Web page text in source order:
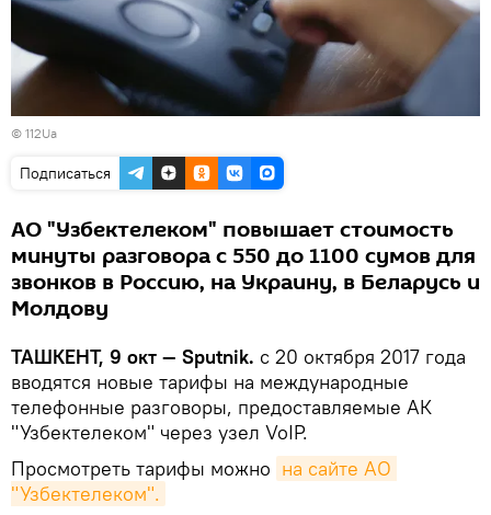
© 112Ua
Подписаться
АО "Узбектелеком" повышает стоимость
минуты разговора с 550 до 1100 сумов для
звонков в Россию, на Украину, в Беларусь и
Молдову
ТАШКЕНТ, 9 окт — Sputnik. с 20 октября 2017 года
вводятся новые тарифы на международные
телефонные разговоры, предоставляемые АК
"Узбектелеком" через узел VoIP.
Просмотреть тарифы можно на сайте АО
"Узбектелеком".